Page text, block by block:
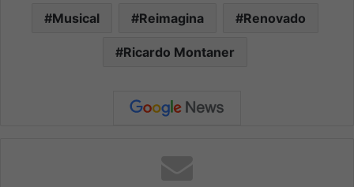
Musical Reimagina Renovado
Ricardo Montaner